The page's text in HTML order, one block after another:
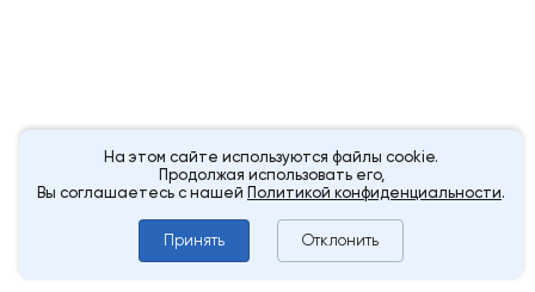
На этом сайте используются файлы cookie.
Продолжая использовать его,
Вы соглашаетесь с нашей Политикой конфиденциальности.
Принять Отклонить